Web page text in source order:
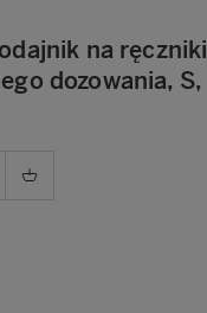
na ręczniki
dozowania, S,